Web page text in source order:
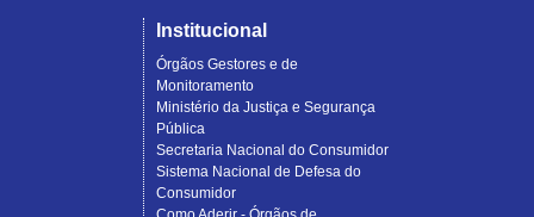
Institucional
Órgãos Gestores e de
Monitoramento
Ministério da Justiça e Segurança
Pública
Secretaria Nacional do Consumidor
Sistema Nacional de Defesa do
Consumidor